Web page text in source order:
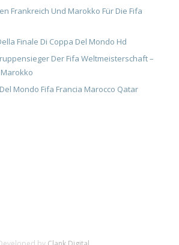
Frankreich Und Marokko Für Die Fifa
Finale Di Coppa Del Mondo Hd
Der Fifa Weltmeisterschaft –
Mondo Fifa Francia Marocco Qatar